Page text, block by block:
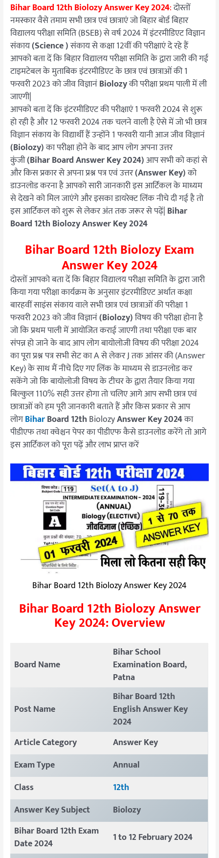
Bihar Board 12th Biolozy Answer Key 2024:दोस्तों
नमस्कार वैसे तमाम सभी छात्र एवं छात्राएं जो बिहार बोर्ड बिहार
विद्यालय परीक्षा समिति (BSEB) से वर्ष 2024 में इंटरमीडिएट विज्ञान
संकाय(Science )संकाय से कक्षा 12वीं की परीक्षाएं दे रहे हैं
आपको बता दें कि बिहार विद्यालय परीक्षा समिति के द्वारा जारी की गई
टाइमटेबल के मुताबिक इंटरमीडिएट के छात्र एवं छात्राओं की 1
फरवरी 2023 को जीव विज्ञानंBiolozyकी परीक्षा प्रथम पाली में ली
जाएगी|
आपको बता दें कि इंटरमीडिएट की परीक्षाएं 1 फरवरी 2024 से शुरू
हो रही है और 12 फरवरी 2024 तक चलने वाली है ऐसे में जो भी छात्र
विज्ञान संकाय के विद्यार्थी हैं उन्होंने 1 फरवरी यानी आजजीव विज्ञानं
(Biolozy)का परीक्षा होने के बाद आप लोग अपना उत्तर
कुंजी(Bihar Board Answer Key 2024)आप सभी को कहां से
और किस प्रकार से अपना प्रश्न पत्र एवं उत्तर(Answer Key)को
डाउनलोड करना है आपको सारी जानकारी इस आर्टिकल के माध्यम
से देखने को मिल जाएंगे और इसका डायरेक्ट लिंक नीचे दी गई है तो
इस आर्टिकल को शुरू से लेकर अंत तक जरूर से पढ़ें| Bihar
Board 12th Biolozy Answer Key 2024
Bihar Board 12th Biolozy Exam
Answer Key 2024
दोस्तों आपको बता दें कि बिहार विद्यालय परीक्षा समिति के द्वारा जारी
किया गया परीक्षा कार्यक्रम के अनुसार इंटरमीडिएट अर्थात कक्षा
बारहवीं साइंस संकाय वाले सभी छात्र एवं छात्राओं की परीक्षा 1
फरवरी 2023 को जीव विज्ञानं(Biolozy)विषय की परीक्षा होना है
जो कि प्रथम पाली में आयोजित कराई जाएगी तथा परीक्षा एक बार
संपन्न हो जाने के बाद आप लोग बायोलोजी विषय की परीक्षा 2024
का पूरा प्रश्न पत्र सभी सेट का A से लेकर J तक आंसर की (Answer
Key) के साथ मैं नीचे दिए गए लिंक के माध्यम से डाउनलोड कर
सकेंगे जो कि बायोलोजी विषय के टीचर के द्वारा तैयार किया गया
बिल्कुल 110% सही उत्तर होगा तो चलिए आगे आप सभी छात्र एवं
छात्राओं को हम पूरी जानकारी बताते हैं और किस प्रकार से आप
लोगBiharBoard 12thBiolozyAnswer Key 2024का
पीडीएफ तथा क्वेश्चन पेपर का पीडीएफ कैसे डाउनलोड करेंगे तो आगे
इस आर्टिकल को पूरा पढ़ें और लाभ प्राप्त करें
Bihar Board 12th Biolozy Answer Key 2024
Bihar Board 12th Biolozy Answer
Key 2024: Overview
Board Name
Bihar School
Examination Board,
Patna
Post Name
Bihar Board 12th
English Answer Key
2024
Article Category
Answer Key
Exam Type
Annual
Class
12th
Answer Key Subject
Biolozy
Bihar Board 12th Exam
Date 2024
1 to 12 February 2024
देखें
सेट
A
से
J
तक
Direct
Link